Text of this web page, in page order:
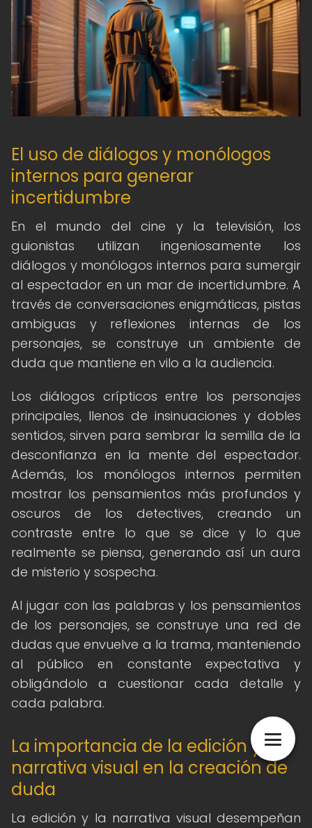
El uso de diálogos y monólogos
internos para generar
incertidumbre
En el mundo del cine y la televisión, los
guionistas utilizan ingeniosamente los
diálogos y monólogos internos para sumergir
al espectador en un mar de incertidumbre. A
través de conversaciones enigmáticas, pistas
ambiguas y reflexiones internas de los
personajes, se construye un ambiente de
duda que mantiene en vilo a la audiencia.
Los diálogos crípticos entre los personajes
principales, llenos de insinuaciones y dobles
sentidos, sirven para sembrar la semilla de la
desconfianza en la mente del espectador.
Además, los monólogos internos permiten
mostrar los pensamientos más profundos y
oscuros de los detectives, creando un
contraste entre lo que se dice y lo que
realmente se piensa, generando así un aura
de misterio y sospecha.
Al jugar con las palabras y los pensamientos
de los personajes, se construye una red de
dudas que envuelve a la trama, manteniendo
al público en constante expectativa y
obligándolo a cuestionar cada detalle y
cada palabra.
La importancia de la edición y la
narrativa visual en la creación de
duda
La edición y la narrativa visual desempeñan